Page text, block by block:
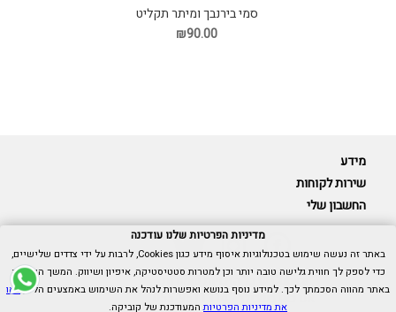
סמי בירנבך ומיתר תקליט
₪90.00
מידע
שירות לקוחות
החשבון שלי
Cubica © כל הזכויות שמורות.
אנו כאן בשבילך -055-9511314
מדיניות הפרטיות שלנו עודכנה
באתר זה נעשה שימוש בטכנולוגיות איסוף מידע כגון Cookies, לרבות על ידי צדדים שלישיים,
כדי לספק לך חווית גלישה טובה יותר וכן למטרות סטטיסטיקה, איפיון ושיווק. המשך הגלישה
באתר מהווה הסכמתך לכך. למידע נוסף בנושא ואפשרות לנהל את השימוש באמצעים הללו,ראו
את מדיניות הפרטיותהמעודכנת של קוביקה.